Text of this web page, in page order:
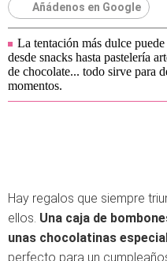
Añádenos en Google
La tentación más dulce
desde snacks hasta pastelería
de chocolate... todo sirve para
momentos.
Hay regalos que siempre
ellos. Una caja de
unas chocolatinas
perfecto para un